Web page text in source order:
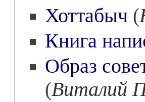
Хоттабыч (
Книга
Образ
(Виталий